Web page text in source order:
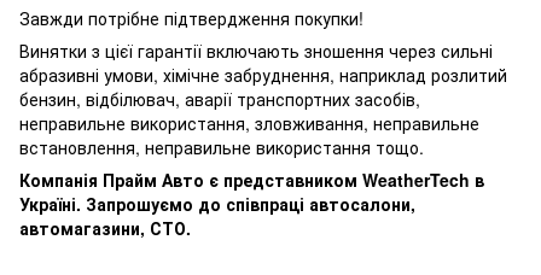
Завжди потрібне підтвердження покупки!
Винятки з цієї гарантії включають зношення через сильні
абразивні умови, хімічне забруднення, наприклад розлитий
бензин, відбілювач, аварії транспортних засобів,
неправильне використання, зловживання, неправильне
встановлення, неправильне використання тощо.
Компанія Прайм Авто є представником WeatherTech в
Україні. Запрошуємо до співпраці автосалони,
автомагазини, СТО.